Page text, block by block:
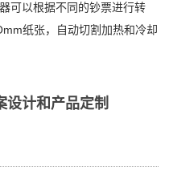
可以根据不同的钞票进行转
纸张，自动切割加热和冷却
设计和产品定制